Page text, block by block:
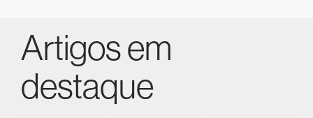
Artigos em
destaque